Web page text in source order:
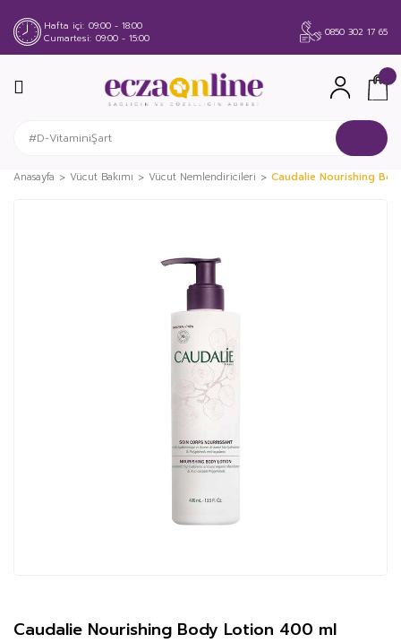
Hafta içi 09:00 - 18:00
Cumartesi 09:00 - 15:00 0850 302 17 65
Anasayfa Vücut Bakımı Vücut Nemlendiricileri Caudalie Nourishing
Caudalie Nourishing Body Lotion 400 ml